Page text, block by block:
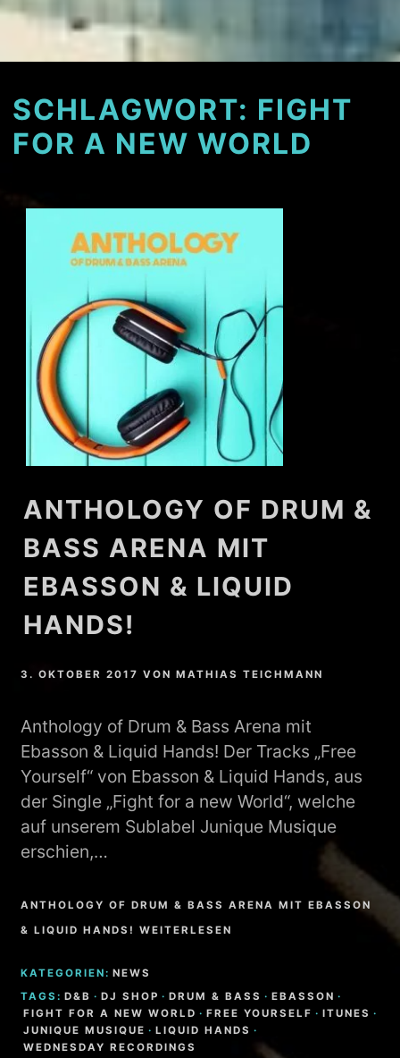
SCHLAGWORT: FIGHT
FOR A NEW WORLD
ANTHOLOGY OF DRUM &
BASS ARENA MIT
EBASSON & LIQUID
HANDS!
3. OKTOBER 2017 VONMATHIAS TEICHMANN
Anthology of Drum & Bass Arena mit
Ebasson & Liquid Hands! Der Tracks „Free
Yourself“ von Ebasson & Liquid Hands, aus
der Single „Fight for a new World“, welche
auf unserem Sublabel Junique Musique
erschien,…
ANTHOLOGY OF DRUM & BASS ARENA MIT EBASSON
& LIQUID HANDS! WEITERLESEN
KATEGORIEN: NEWS
TAGS: D&B · DJ SHOP · DRUM & BASS · EBASSON ·
FIGHT FOR A NEW WORLD · FREE YOURSELF · ITUNES ·
JUNIQUE MUSIQUE · LIQUID HANDS ·
WEDNESDAY RECORDINGS